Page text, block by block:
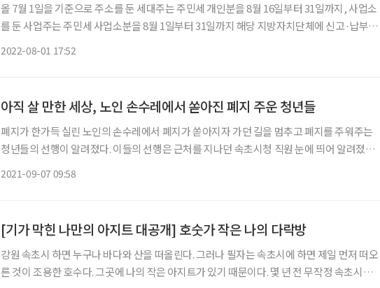
올 7월 1일을 기준으로 주소를 둔 세대주는 주민세 개인분을 8월 16일부터 31일까지, 사업소
를 둔 사업주는 주민세 사업소분을 8월 1일부터 31일까지 해당 지방자치단체에 신고·납부해
2022-08-01 17:52
아직 살 만한 세상, 노인 손수레에서 쏟아진 폐지 주운 청년들
폐지가 한가득 실린 노인의 손수레에서 폐지가 쏟아지자 가던 길을 멈추고 폐지를 주워주는
청년들의 선행이 알려졌다. 이들의 선행은 근처를 지나던 속초시청 직원 눈에 띄어 알려졌다.
2021-09-07 09:58
[기가 막힌 나만의 아지트 대공개] 호숫가 작은 나의 다락방
강원 속초시 하면 누구나 바다와 산을 떠올린다. 그러나 필자는 속초시에 하면 제일 먼저 떠오
른 것이 조용한 호수다. 그곳에 나의 작은 아지트가 있기 때문이다. 몇 년 전 무작정 속초시로